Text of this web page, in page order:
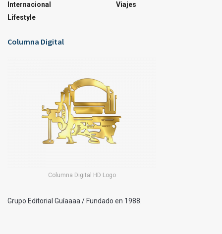
Internacional
Lifestyle
Viajes
Columna Digital
Columna Digital HD Logo
Grupo Editorial Guíaaaa / Fundado en 1988.